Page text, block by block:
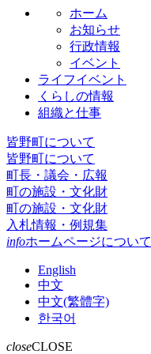
ホーム
お知らせ
行政情報
イベント
ライフイベント
くらしの情報
組織と仕事
皆野町について
皆野町について
町長・議会・広報
町の施設・文化財
町の施設・文化財
入札情報・例規集
infoホームページについて
English
中文
中文(繁體字)
한국어
closeCLOSE